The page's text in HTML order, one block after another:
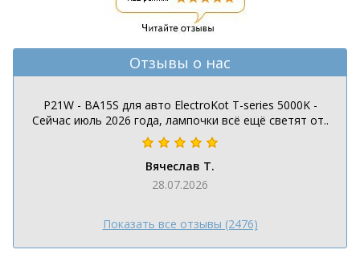
Отзывы о нас
P21W - BA15S для авто ElectroKot T-series 5000K -
Сейчас июль 2026 года, лампочки всё ещё светят от..
Вячеслав Т.
28.07.2026
Показать все отзывы (2476)